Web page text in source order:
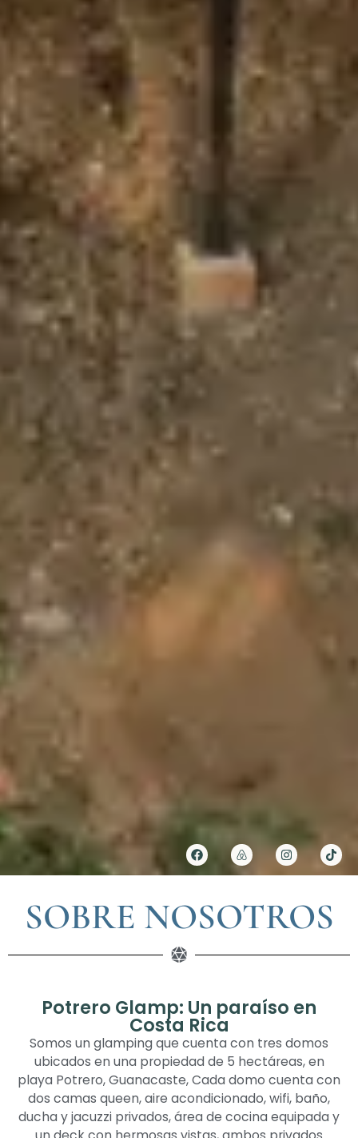
SOBRE NOSOTROS
Potrero Glamp: Un paraíso en
Costa Rica
Somos un glamping que cuenta con tres domos
ubicados en una propiedad de 5 hectáreas, en
playa Potrero, Guanacaste, Cada domo cuenta con
dos camas queen, aire acondicionado, wifi, baño,
ducha y jacuzzi privados, área de cocina equipada y